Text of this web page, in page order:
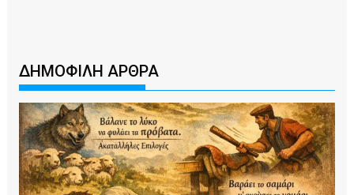
ΔΗΜΟΦΙΛΗ ΑΡΘΡΑ